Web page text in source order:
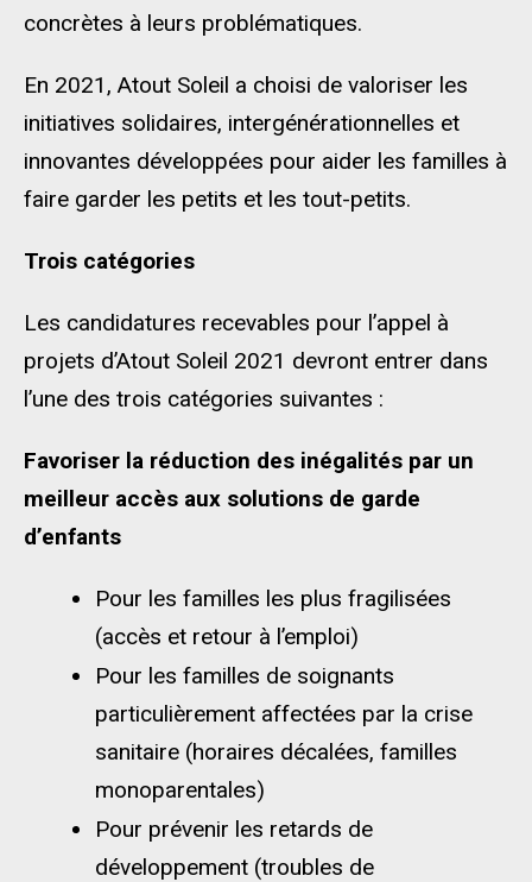
concrètes à leurs problématiques.
En 2021, Atout Soleil a choisi de valoriser les
initiatives solidaires, intergénérationnelles et
innovantes développées pour aider les familles à
faire garder les petits et les tout-petits.
Trois catégories
Les candidatures recevables pour l’appel à
projets d’Atout Soleil 2021 devront entrer dans
l’une des trois catégories suivantes :
Favoriser la réduction des inégalités par un
meilleur accès aux solutions de garde
d’enfants
Pour les familles les plus fragilisées
(accès et retour à l’emploi)
Pour les familles de soignants
particulièrement affectées par la crise
sanitaire (horaires décalées, familles
monoparentales)
Pour prévenir les retards de
développement (troubles de